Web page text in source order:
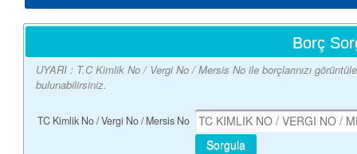
Borç
UYARI : T.C Kimlik No / Vergi No / Mersis No ile borçlarınızı
bulunabilirsiniz.
TC Kimlik No / Vergi No / Mersis No
Sorgula